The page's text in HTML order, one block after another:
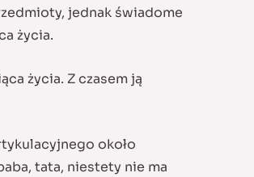
jednak świadome
życia.
życia. Z czasem ją
około
tata, niestety nie ma